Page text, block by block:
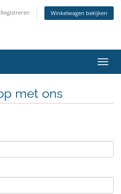
Registreren Winkelwagen bekijken
in-/
met ons